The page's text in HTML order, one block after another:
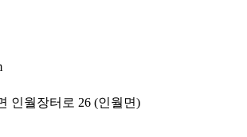
인월장터로 26 (인월면)